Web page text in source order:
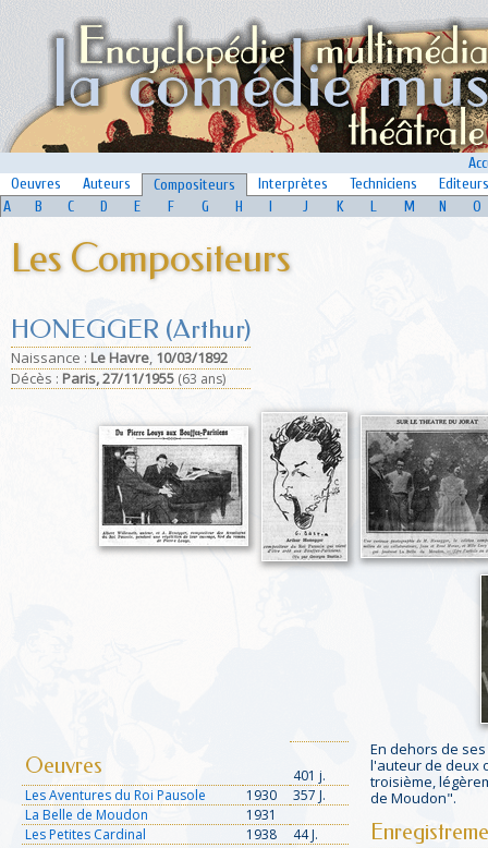
Oeuvres
Auteurs Compositeurs Interprètes Techniciens
Editeurs
A
B C D E F G H I J K L M N O
Les Compositeurs
HONEGGER (Arthur)
Naissance : Le Havre, 10/03/1892
Décès : Paris,27/11/1955 (63 ans)
Oeuvres
401 j.
Les Aventures du Roi Pausole
1930
357 J.
La Belle de Moudon
1931
Les Petites Cardinal
1938 44 J.
En dehors de
l'auteur de deux
troisième,
de Moudon".